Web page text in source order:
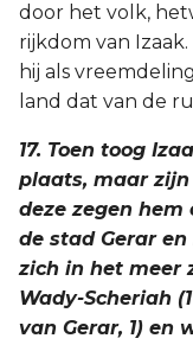
door het volk,
rijkdom van
hij als
land dat van de
17. Toen toog
plaats, maar
deze zegen
de stad Gerar
zich in het meer
Wady-Scheriah
van Gerar, 1) en